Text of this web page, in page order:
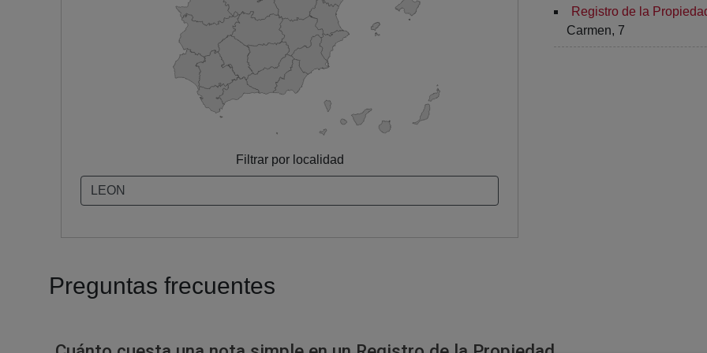
Filtrar por localidad
Registro de la
Carmen, 7
Preguntas frecuentes